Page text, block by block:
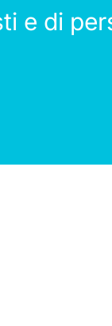
e di